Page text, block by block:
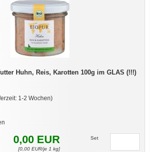
Huhn, Reis, Karotten 100g im GLAS (!!!)
1-2 Wochen)
0,00 EUR
[0,00EUR/je 1 kg]
Set